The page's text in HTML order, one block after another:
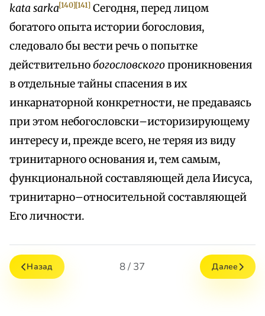
kata sarka[140][141] Сегодня, перед лицом
богатого опыта истории богословия,
следовало бы вести речь о попытке
действительнобогословскогопроникновения
в отдельные тайны спасения в их
инкарнаторной конкретности, не предаваясь
при этом небогословски–историзирующему
интересу и, прежде всего, не теряя из виду
тринитарного основания и, тем самым,
функциональной составляющей дела Иисуса,
тринитарно–относительной составляющей
Его личности.
Назад 8 / 37 Далее